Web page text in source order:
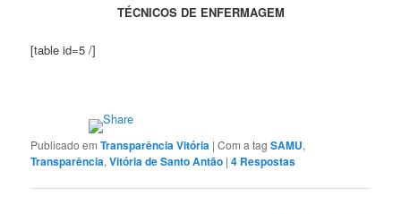
TÉCNICOS DE ENFERMAGEM
[table id=5 /]
Publicado em Transparência Vitória |Com a tagSAMU,
Transparência,Vitória de Santo Antão |4 Respostas